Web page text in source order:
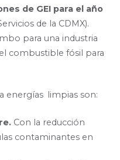
de GEI para el año
de la CDMX).
para una industria
combustible fósil para
energías limpias son:
Con la reducción
contaminantes en